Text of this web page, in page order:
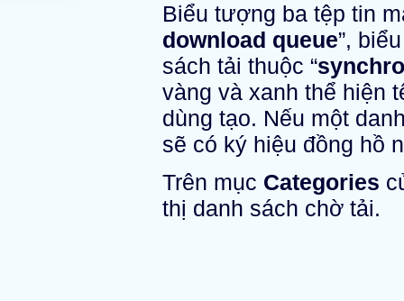
Biểu tượng ba tệp tin
download queue”,
sách tải thuộc “
vàng và xanh thể hiện
dùng tạo. Nếu một
sẽ có ký hiệu đồng hồ
Trên mục Categories
thị danh sách chờ tải.